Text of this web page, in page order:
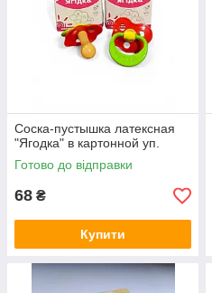
Соска-пустышка латексная
"Ягодка" в картонной уп.
Готово до відправки
68 ₴
Купити